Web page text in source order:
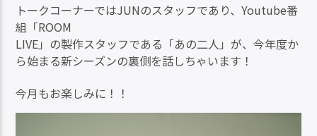
トークコーナーではJUNのスタッフであり、Youtube番
組「ROOM
LIVE」の製作スタッフである「あの二人」が、今年度か
ら始まる新シーズンの裏側を話しちゃいます！
今月もお楽しみに！！